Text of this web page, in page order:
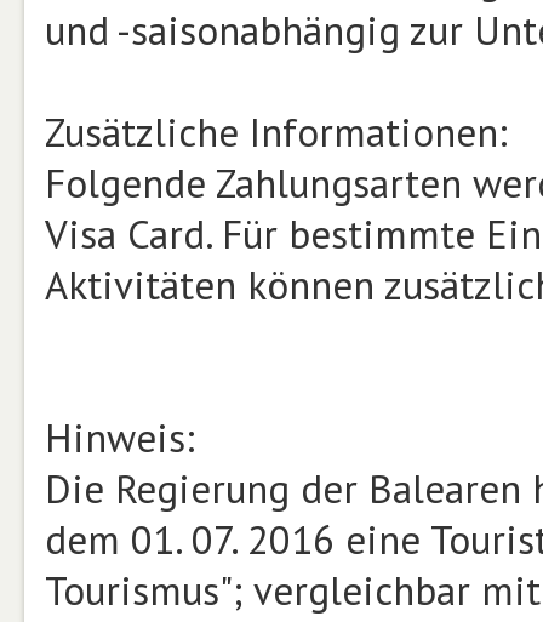
und -saisonabhängig zur
Zusätzliche Informationen:
Folgende Zahlungsarten
Visa Card. Für bestimmte
Aktivitäten können
Hinweis:
Die Regierung der
dem 01. 07. 2016 eine
Tourismus"; vergleichbar